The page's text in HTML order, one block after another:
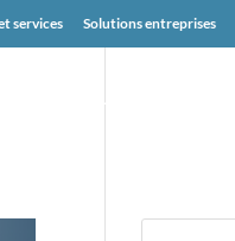
services Solutions entreprises